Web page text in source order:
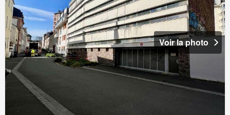
Voir la photo